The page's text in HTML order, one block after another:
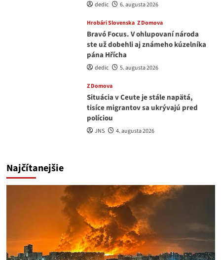
dedic 6. augusta 2026
Hrobári Slovenska Z Domova
Bravó Focus. V ohlupovaní národa
ste už dobehli aj známeho kúzelníka
pána Hřícha
dedic 5. augusta 2026
Z Domova
Situácia v Ceute je stále napätá,
tisíce migrantov sa ukrývajú pred
políciou
JNS 4. augusta 2026
Najčítanejšie